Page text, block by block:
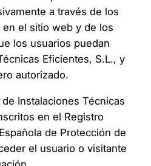
a través de los
el sitio web y de los
los usuarios puedan
Eficientes, S.L., y
autorizado.
Instalaciones Técnicas
en el Registro
de Protección de
el usuario o visitante